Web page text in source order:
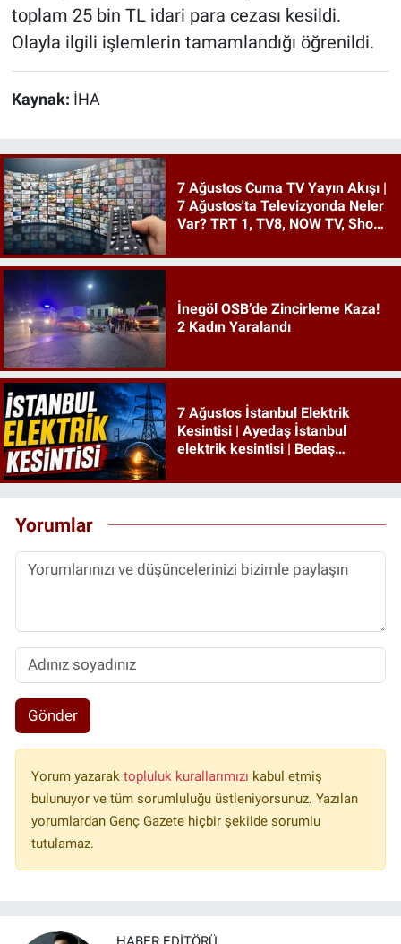
toplam 25 bin TL idari para cezası kesildi.
Olayla ilgili işlemlerin tamamlandığı öğrenildi.
Kaynak: İHA
7 Ağustos Cuma TV Yayın Akışı |
7 Ağustos'ta Televizyonda Neler
Var? TRT 1, TV8, NOW TV, Show
İnegöl OSB’de Zincirleme Kaza!
2 Kadın Yaralandı
7 Ağustos İstanbul Elektrik
Kesintisi | Ayedaş İstanbul
elektrik kesintisi | Bedaş
Yorumlar
Gönder
Yorum yazarak topluluk kurallarımızı kabul etmiş
bulunuyor ve tüm sorumluluğu üstleniyorsunuz. Yazılan
yorumlardan Genç Gazete hiçbir şekilde sorumlu
tutulamaz.